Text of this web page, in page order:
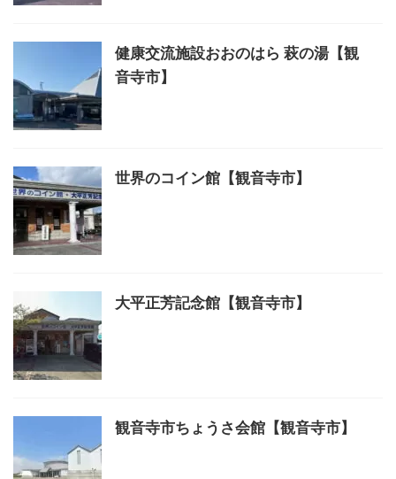
健康交流施設おおのはら 萩の湯【観
音寺市】
世界のコイン館【観音寺市】
大平正芳記念館【観音寺市】
観音寺市ちょうさ会館【観音寺市】